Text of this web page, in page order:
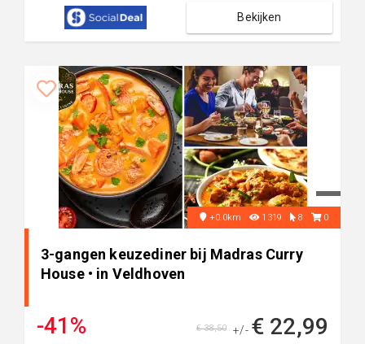
Bekijken
+0.0km 1319 8 0
3-gangen keuzediner bij Madras Curry
House • in Veldhoven
-41% +/- € 22,99
€ 38,50